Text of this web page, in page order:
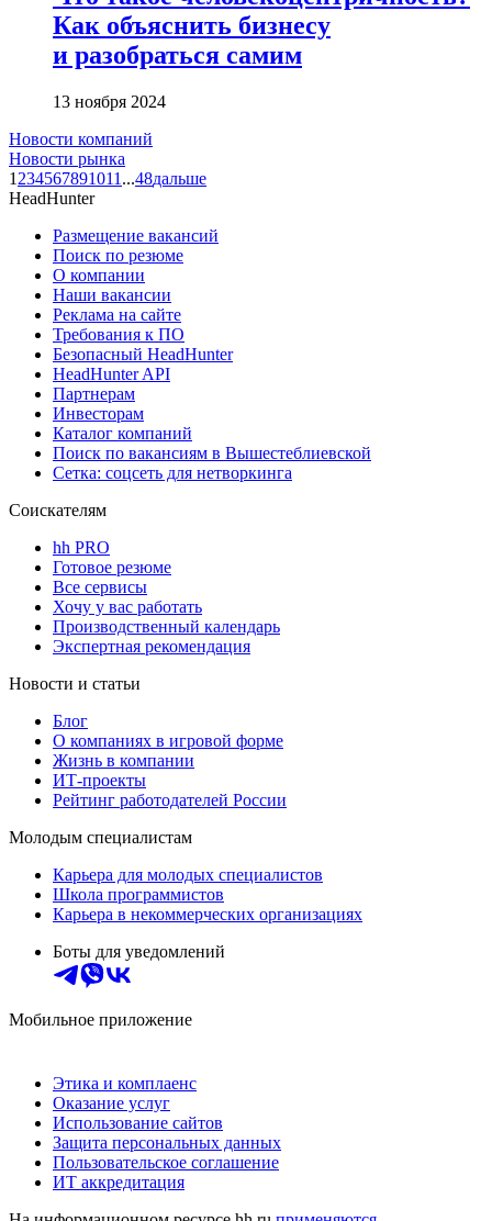
Как объяснить бизнесу
и разобраться самим
13 ноября 2024
Новости компаний
Новости рынка
1 234567891011 ...48дальше
HeadHunter
Размещение вакансий
Поиск по резюме
О компании
Наши вакансии
Реклама на сайте
Требования к ПО
Безопасный HeadHunter
HeadHunter API
Партнерам
Инвесторам
Каталог компаний
Поиск по вакансиям в Вышестеблиевской
Сетка: соцсеть для нетворкинга
Соискателям
hh PRO
Готовое резюме
Все сервисы
Хочу у вас работать
Производственный календарь
Экспертная рекомендация
Новости и статьи
Блог
О компаниях в игровой форме
Жизнь в компании
ИТ-проекты
Рейтинг работодателей России
Молодым специалистам
Карьера для молодых специалистов
Школа программистов
Карьера в некоммерческих организациях
Боты для уведомлений
Мобильное приложение
Этика и комплаенс
Оказание услуг
Использование сайтов
Защита персональных данных
Пользовательское соглашение
ИТ аккредитация